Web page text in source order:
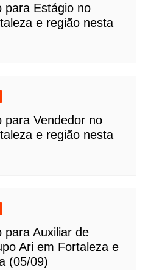
para Estágio no
e região nesta
para Vendedor no
e região nesta
para Auxiliar de
Ari em Fortaleza e
(05/09)